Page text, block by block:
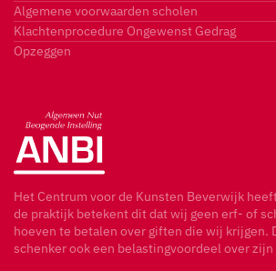
Algemene voorwaarden scholen
Klachtenprocedure Ongewenst Gedrag
Opzeggen
Het Centrum voor de Kunsten Beverwijk
de praktijk betekent dit dat wij geen erf- of
hoeven te betalen over giften die wij krijgen.
schenker ook een belastingvoordeel over